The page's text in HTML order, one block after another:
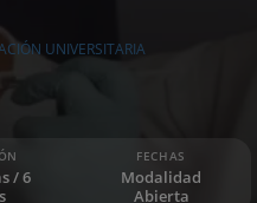
UNIVERSITARIA
/ 6
FECHAS
Modalidad
Abierta